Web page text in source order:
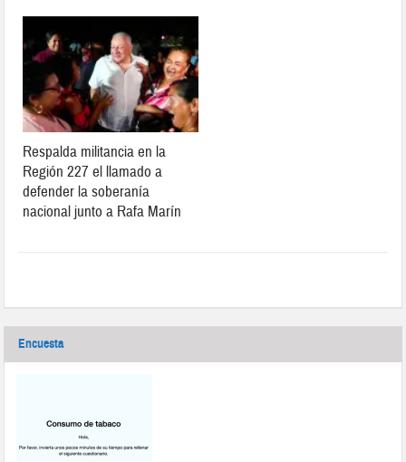
Respalda militancia en la
Región 227 el llamado a
defender la soberanía
nacional junto a Rafa Marín
Encuesta